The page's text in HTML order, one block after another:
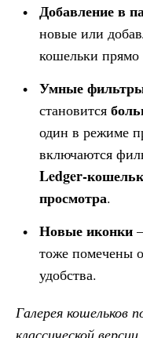
Добавление в
новые или
кошельки прямо
Умные
становится
один в режиме
включаются
Ledger-
просмотра.
Новые иконки
тоже помечены
удобства.
Галерея кошельков
классической